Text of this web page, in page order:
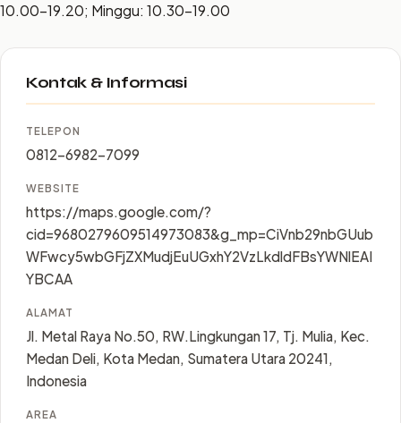
10.00–19.20; Minggu: 10.30–19.00
Kontak & Informasi
TELEPON
0812-6982-7099
WEBSITE
https://maps.google.com/?
cid=9680279609514973083&g_mp=CiVnb29nbGUub
WFwcy5wbGFjZXMudjEuUGxhY2VzLkdldFBsYWNlEAI
YBCAA
ALAMAT
Jl. Metal Raya No.50, RW.Lingkungan 17, Tj. Mulia, Kec.
Medan Deli, Kota Medan, Sumatera Utara 20241,
Indonesia
AREA